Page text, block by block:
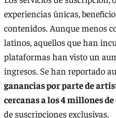
experiencias únicas,
contenidos. Aunque menos
latinos, aquellos que han
plataformas han visto un
ingresos. Se han reportado
ganancias por parte de
cercanas a los 4 millones
de suscripciones exclusivas.